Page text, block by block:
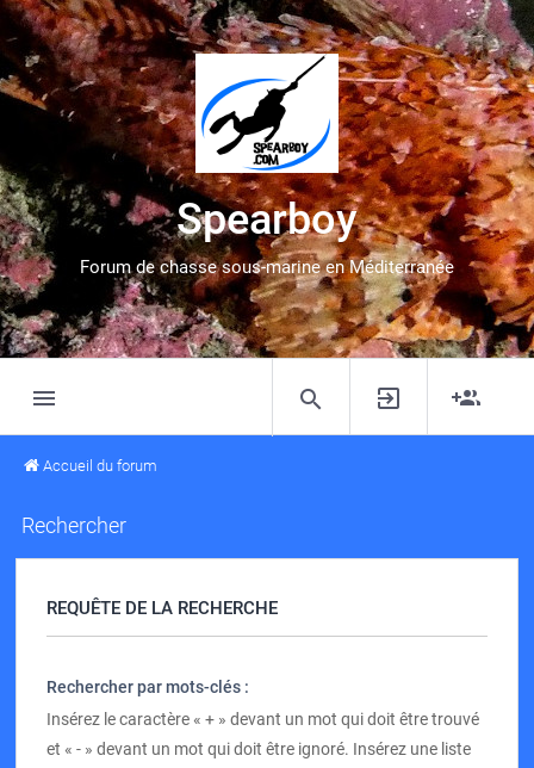
Spearboy
Forum de chasse sous-marine en Méditerranée
Accueil du forum
Rechercher
REQUÊTE DE LA RECHERCHE
Rechercher par mots-clés :
Insérez le caractère « + » devant un mot qui doit être trouvé
et « - » devant un mot qui doit être ignoré. Insérez une liste